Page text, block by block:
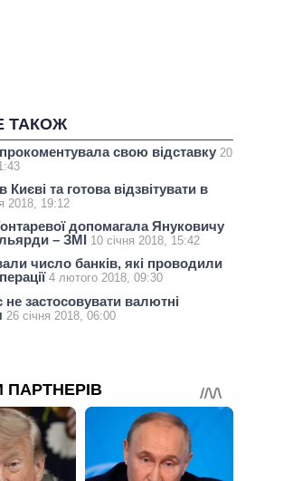
ТАКОЖ
свою відставку 20
Києві та готова відзвітувати в
2018, 19:12
допомагала Януковичу
– ЗМІ 10 січня 2018, 15:42
число банків, які проводили
4 лютого 2018, 09:30
не застосовувати валютні
26 січня 2018, 06:00